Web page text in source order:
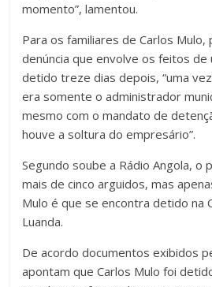
momento”, lamentou.
Para os familiares de Carlos
denúncia que envolve os feitos
detido treze dias depois, “uma
era somente o administrador
mesmo com o mandato de
houve a soltura do empresário”.
Segundo soube a Rádio Angola, o
mais de cinco arguidos, mas
Mulo é que se encontra detido na
Luanda.
De acordo documentos exibidos
apontam que Carlos Mulo foi